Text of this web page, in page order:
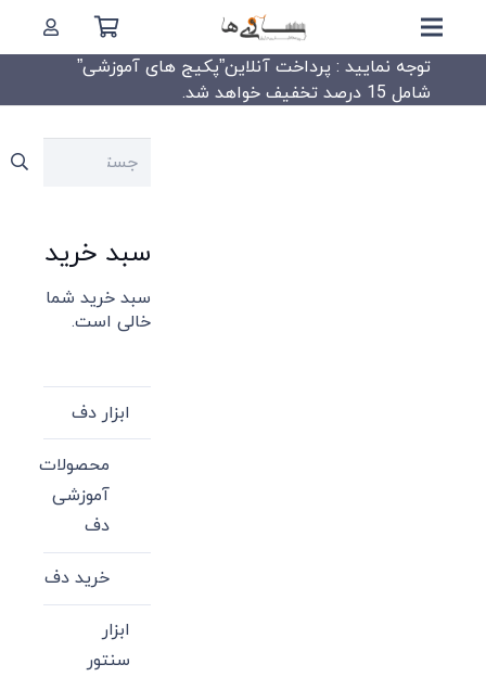
توجه نمایید : پرداخت آنلاین”پکیج های آموزشی”
شامل 15 درصد تخفیف خواهد شد.
جستجو
سبد خرید
سبد خرید شما
خالی است.
ابزار دف
محصولات
آموزشی
دف
خرید دف
ابزار
سنتور